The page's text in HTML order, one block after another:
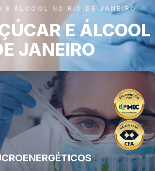
E ÁLCOOL NO RIO DE JANEIRO
E ÁLCOOL
JANEIRO